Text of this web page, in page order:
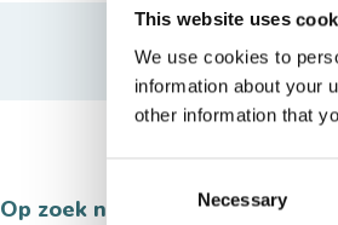
This website uses
We use cookies to
information about your
other information that
Necessary
Op zoek naar antiek of kunst